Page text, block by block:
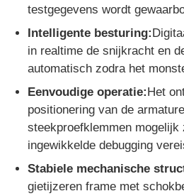
Laboratorium het Testen
Milieutestkamer
Universele testmachine
Impact testmachine
testgegevens wordt
Intelligente besturing:
in realtime de snijkracht en
automatisch zodra het
Eenvoudige operatie:Het
positionering van de
steekproefklemmen mogelijk
ingewikkelde debugging
Stabiele mechanische
gietijzeren frame met